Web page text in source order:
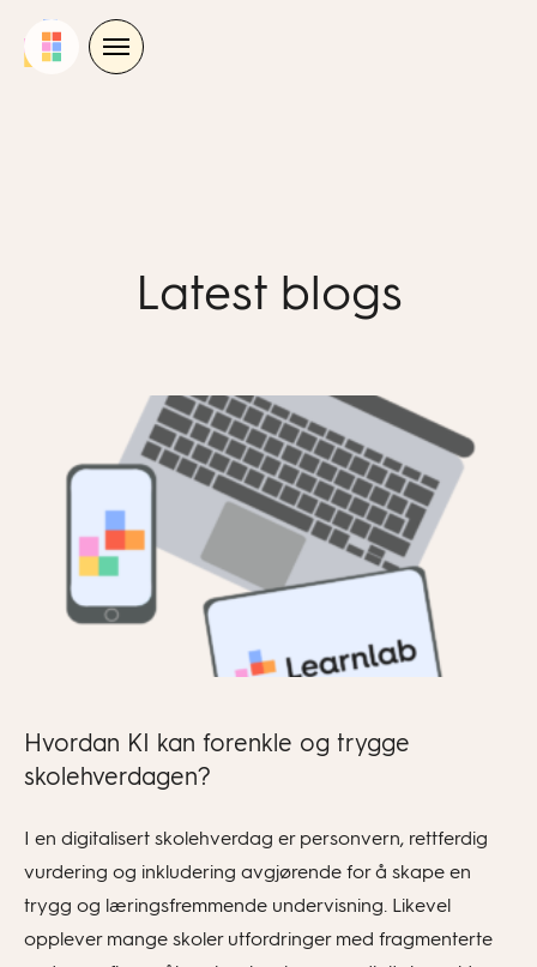
Latest blogs
Hvordan KI kan forenkle og trygge
skolehverdagen?
I en digitalisert skolehverdag er personvern, rettferdig
vurdering og inkludering avgjørende for å skape en
trygg og læringsfremmende undervisning. Likevel
opplever mange skoler utfordringer med fragmenterte